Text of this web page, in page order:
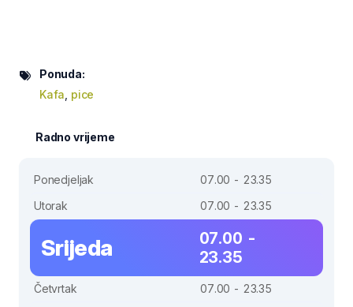
Ponuda:
Kafa pice
Radno vrijeme
Ponedjeljak
07.00 - 23.35
Utorak
07.00 - 23.35
Srijeda
07.00 -
23.35
Četvrtak
07.00 - 23.35